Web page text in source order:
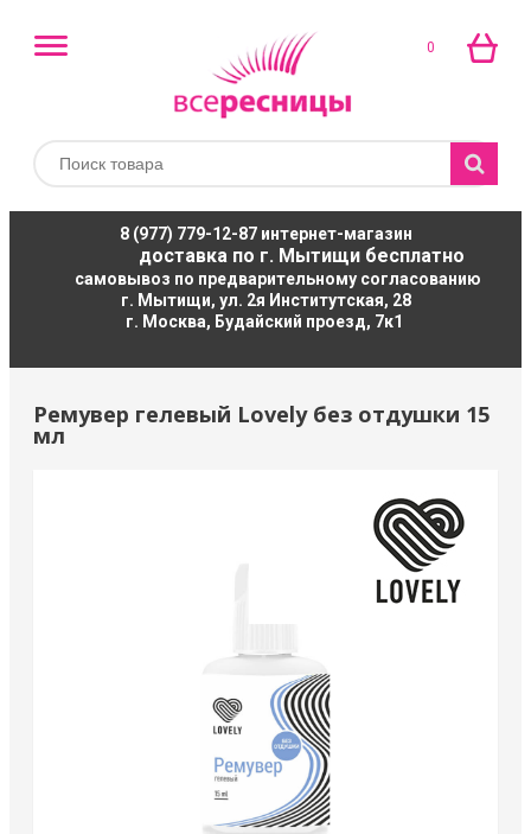
0
8 (977) 779-12-87интернет-магазин
доставка по г. Мытищи бесплатно
самовывоз по предварительному согласованию
г. Мытищи, ул. 2я Институтская, 28
г. Москва, Будайский проезд, 7к1
Ремувер гелевый Lovely без отдушки 15
мл